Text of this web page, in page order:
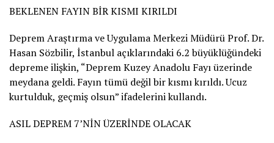
BEKLENEN FAYIN BİR KISMI KIRILDI
Deprem Araştırma ve Uygulama Merkezi Müdürü Prof. Dr.
Hasan Sözbilir, İstanbul açıklarındaki 6.2 büyüklüğündeki
depreme ilişkin, “Deprem Kuzey Anadolu Fayı üzerinde
meydana geldi. Fayın tümü değil bir kısmı kırıldı. Ucuz
kurtulduk, geçmiş olsun” ifadelerini kullandı.
ASIL DEPREM 7’NİN ÜZERİNDE OLACAK